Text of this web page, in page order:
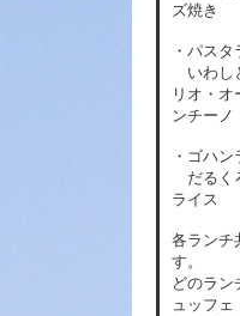
ズ焼き
・パスタ
いわし
リオ・オ
ンチーノ
・ゴハン
だるく
ライス
各ランチ
す。
どのラン
ュッフェ